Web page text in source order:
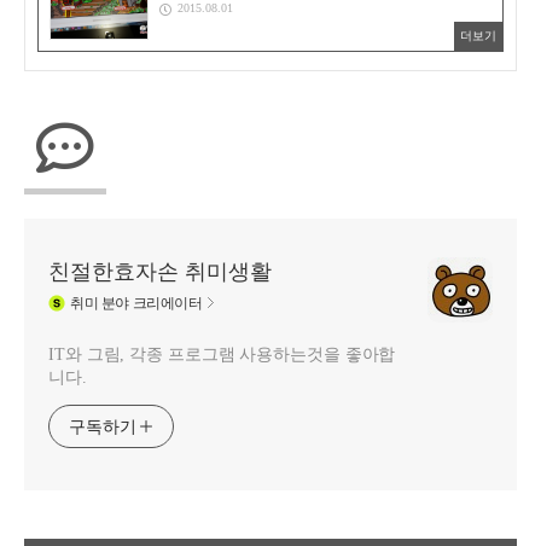
2015.08.01
더보기
친절한효자손 취미생활
취미 분야 크리에이터
IT와 그림, 각종 프로그램 사용하는것을 좋아합
니다.
구독하기